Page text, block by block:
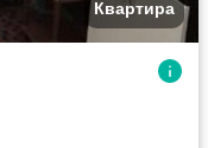
Квартира